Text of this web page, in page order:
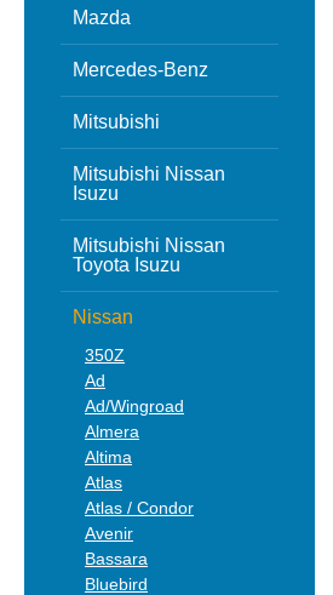
Mazda
Mercedes-Benz
Mitsubishi
Mitsubishi Nissan
Isuzu
Mitsubishi Nissan
Toyota Isuzu
Nissan
350Z
Ad
Ad/Wingroad
Almera
Altima
Atlas
Atlas / Condor
Avenir
Bassara
Bluebird